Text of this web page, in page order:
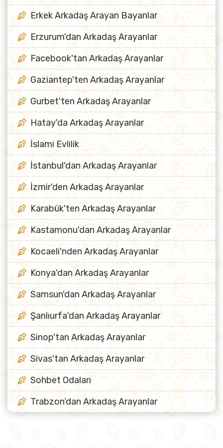
Erkek Arkadaş Arayan Bayanlar
Erzurum'dan Arkadaş Arayanlar
Facebook'tan Arkadaş Arayanlar
Gaziantep'ten Arkadaş Arayanlar
Gurbet'ten Arkadaş Arayanlar
Hatay'da Arkadaş Arayanlar
İslami Evlilik
İstanbul'dan Arkadaş Arayanlar
İzmir'den Arkadaş Arayanlar
Karabük'ten Arkadaş Arayanlar
Kastamonu'dan Arkadaş Arayanlar
Kocaeli'nden Arkadaş Arayanlar
Konya'dan Arkadaş Arayanlar
Samsun'dan Arkadaş Arayanlar
Şanlıurfa'dan Arkadaş Arayanlar
Sinop'tan Arkadaş Arayanlar
Sivas'tan Arkadaş Arayanlar
Sohbet Odaları
Trabzon’dan Arkadaş Arayanlar